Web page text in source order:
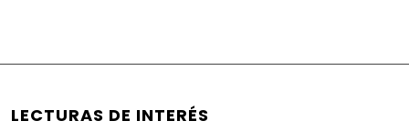
LECTURAS DE INTERÉS